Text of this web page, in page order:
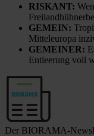
RISKANT:
GEMEIN:
Mitteleuropa
GEMEINER:
Entleerung voll
Der BIORAMA-